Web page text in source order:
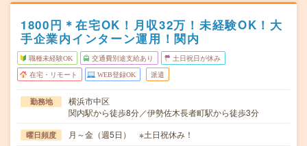
1800円＊在宅OK！月収32万！未経験OK！大
手企業内インターン運用！関内
職種未経験OK 交通費別途支給あり 土日祝日が休み
在宅・リモート WEB登録OK 派遣
勤務地
横浜市中区
関内駅から徒歩8分／伊勢佐木長者町駅から徒歩3分
曜日頻度 月～金（週5日） ※土日祝休み！